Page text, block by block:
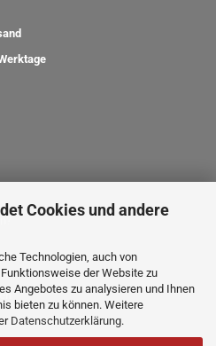
Cookies und andere
Technologien, auch von
der Website zu
Angebotes zu analysieren und Ihnen
bieten zu können. Weitere
Datenschutzerklärung.